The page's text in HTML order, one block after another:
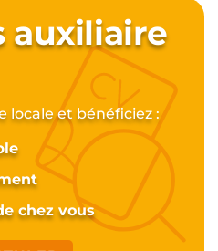
très investies
2026